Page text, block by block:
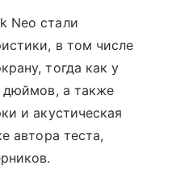
Neo стали
в том числе
тогда как у
дюймов, а также
и акустическая
автора теста,